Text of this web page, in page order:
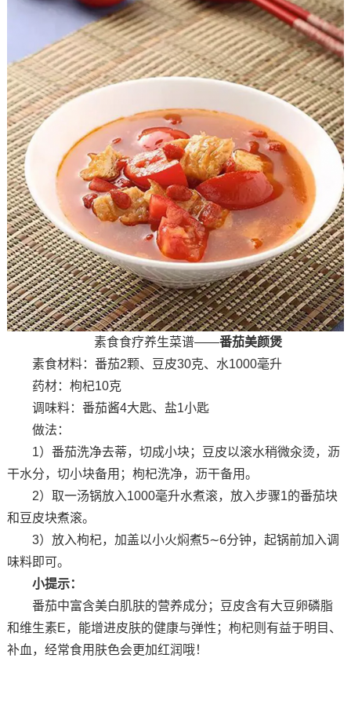
素食食疗养生菜谱——番茄美颜煲
素食材料：番茄2颗、豆皮30克、水1000毫升
药材：枸杞10克
调味料：番茄酱4大匙、盐1小匙
做法：
1）番茄洗净去蒂，切成小块；豆皮以滚水稍微汆烫，沥
干水分，切小块备用；枸杞洗净，沥干备用。
2）取一汤锅放入1000毫升水煮滚，放入步骤1的番茄块
和豆皮块煮滚。
3）放入枸杞，加盖以小火焖煮5∼6分钟，起锅前加入调
味料即可。
小提示：
番茄中富含美白肌肤的营养成分；豆皮含有大豆卵磷脂
和维生素E，能增进皮肤的健康与弹性；枸杞则有益于明目、
补血，经常食用肤色会更加红润哦！